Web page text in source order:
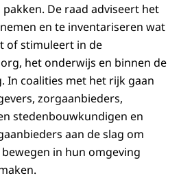
De raad adviseert het
en te inventariseren wat
of stimuleert in de
het onderwijs en binnen de
In coalities met het rijk gaan
zorgaanbieders,
stedenbouwkundigen en
aan de slag om
in hun omgeving